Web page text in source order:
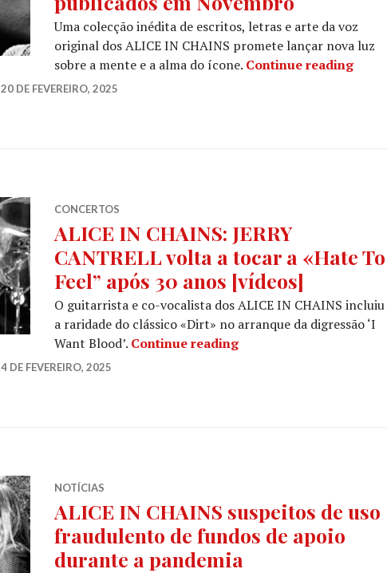
Uma colecção inédita de escritos, letras e arte da voz
original dos ALICE IN CHAINS promete lançar nova luz
sobre a mente e a alma do ícone. Continue reading
20 DE FEVEREIRO, 2025
CONCERTOS
ALICE IN CHAINS: JERRY
CANTRELL volta a tocar a «Hate To
Feel” após 30 anos [vídeos]
O guitarrista e co-vocalista dos ALICE IN CHAINS incluiu
a raridade do clássico «Dirt» no arranque da digressão ‘I
Want Blood’. Continue readingALICE IN CHAINS:
4 DE FEVEREIRO, 2025
NOTÍCIAS
ALICE IN CHAINS suspeitos de uso
fraudulento de fundos de apoio
durante a pandemia